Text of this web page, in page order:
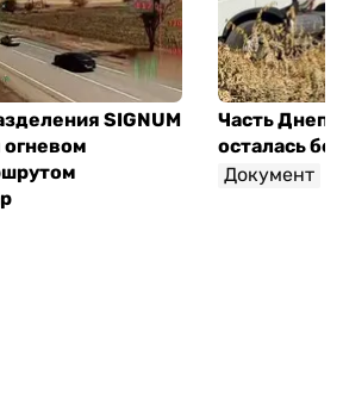
SIGNUM
огневом
Часть
осталась
Документ